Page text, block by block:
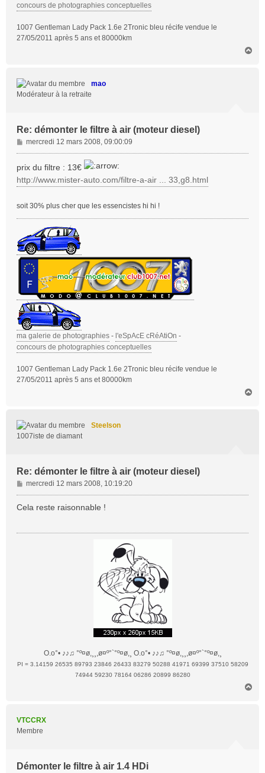
concours de photographies conceptuelles
1007 Gentleman Lady Pack 1.6e 2Tronic bleu récife vendue le
27/05/2011 après 5 ans et 80000km
mao
Modérateur à la retraite
Re: démonter le filtre à air (moteur diesel)
M
e
s
a
e
mercredi 12 mars 2008, 09:00:09
prix du filtre : 13€
http://www.mister-auto.com/filtre-a-air ... 33,g8.html
soit 30% plus cher que les essencistes hi hi !
ma galerie de photographies - l'eSpAcE cRéAtiOn -
concours de photographies conceptuelles
1007 Gentleman Lady Pack 1.6e 2Tronic bleu récife vendue le
27/05/2011 après 5 ans et 80000km
Steelson
1007iste de diamant
Re: démonter le filtre à air (moteur diesel)
M
e
s
mercredi 12 mars 2008, 10:19:20
Cela reste raisonnable !
O.o°• ♪♪♫ °º¤ø,¸¸,ø¤º°`°º¤ø,¸ O.o°• ♪♪♫ °º¤ø,¸¸,ø¤º°`°º¤ø,¸
PI = 3.14159 26535 89793 23846 26433 83279 50288 41971 69399 37510 58209
74944 59230 78164 06286 20899 86280
VTCCRX
Membre
Démonter le filtre à air 1.4 HDi